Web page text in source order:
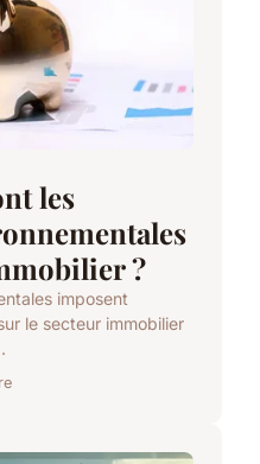
les
?
imposent
le secteur immobilier